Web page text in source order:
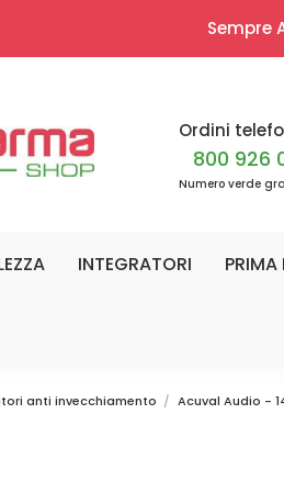
Sempre
Ordini
800 926
Numero verde
INTEGRATORI PRIMA
anti invecchiamento Acuval Audio -